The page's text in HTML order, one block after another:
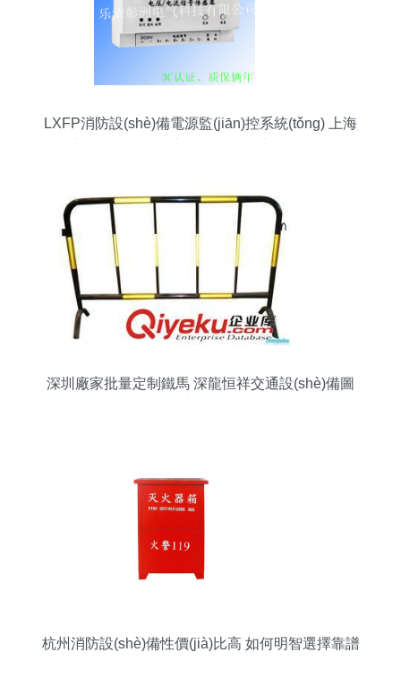
LXFP消防設(shè)備電源監(jiān)控系統(tǒng) 上海
深圳廠家批量定制鐵馬 深龍恒祥交通設(shè)備圖
杭州消防設(shè)備性價(jià)比高 如何明智選擇靠譜